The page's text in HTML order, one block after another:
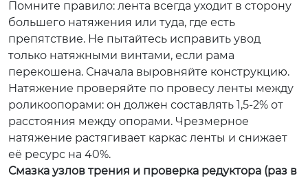
Помните правило: лента всегда уходит в сторону
большего натяжения или туда, где есть
препятствие. Не пытайтесь исправить увод
только натяжными винтами, если рама
перекошена. Сначала выровняйте конструкцию.
Натяжение проверяйте по провесу ленты между
роликоопорами: он должен составлять 1,5-2% от
расстояния между опорами. Чрезмерное
натяжение растягивает каркас ленты и снижает
её ресурс на 40%.
Смазка узлов трения и проверка редуктора (раз в